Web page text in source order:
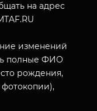
на адрес
изменений
полные ФИО
рождения,